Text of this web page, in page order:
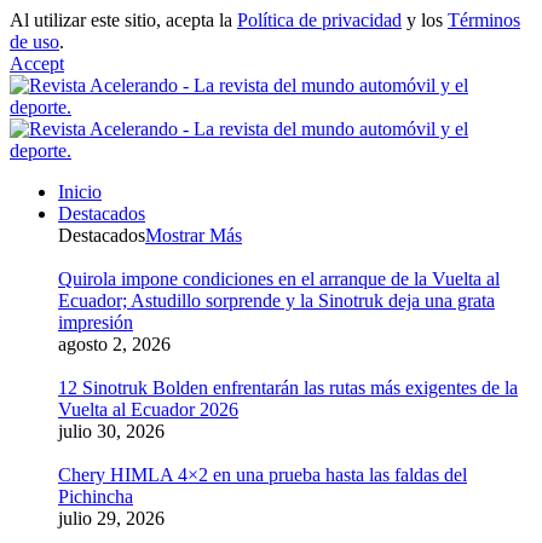
Al utilizar este sitio, acepta la Política de privacidad y los Términos
de uso.
Accept
Inicio
Destacados
DestacadosMostrar Más
Quirola impone condiciones en el arranque de la Vuelta al
Ecuador; Astudillo sorprende y la Sinotruk deja una grata
impresión
agosto 2, 2026
12 Sinotruk Bolden enfrentarán las rutas más exigentes de la
Vuelta al Ecuador 2026
julio 30, 2026
Chery HIMLA 4×2 en una prueba hasta las faldas del
Pichincha
julio 29, 2026